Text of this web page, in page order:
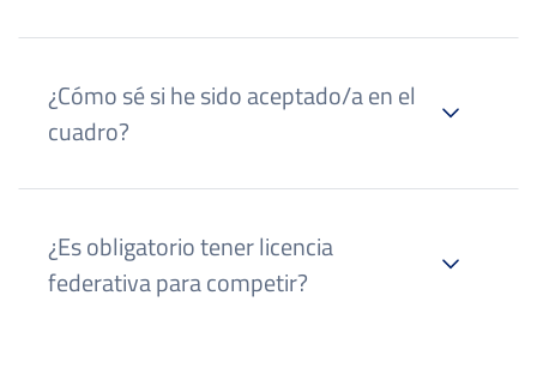
¿Cómo sé si he sido aceptado/a en el
cuadro?
¿Es obligatorio tener licencia
federativa para competir?